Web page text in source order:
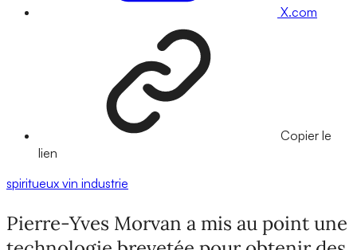
X.com
Copier le
lien
spiritueux vin industrie
Pierre-Yves Morvan a mis au point une